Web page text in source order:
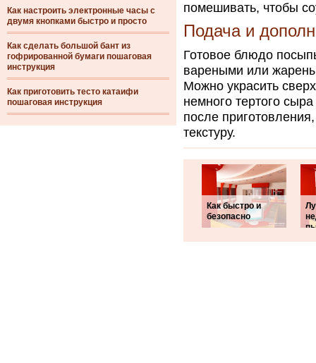
Как настроить электронные часы с
двумя кнопками быстро и просто
Как сделать большой бант из
гофрированной бумаги пошаговая
инструкция
Как приготовить тесто катаифи
пошаговая инструкция
помешивать, чтобы
Подача и
Готовое блюдо
вареными или
Можно украсить
немного тертого
после
текстуру.
Как быстро и
безопасно